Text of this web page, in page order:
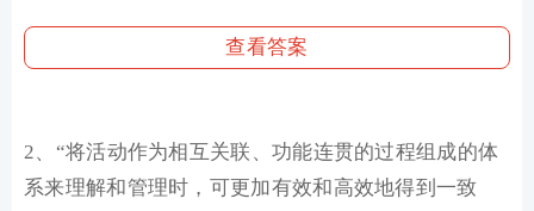
查看答案
2、“将活动作为相互关联、功能连贯的过程组成的体
系来理解和管理时，可更加有效和高效地得到一致